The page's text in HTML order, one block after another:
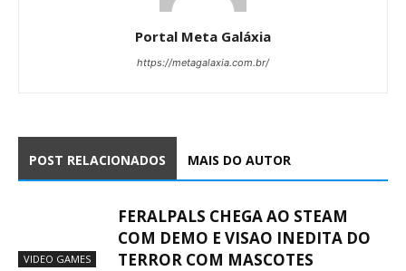
Portal Meta Galáxia
https://metagalaxia.com.br/
POST RELACIONADOS MAIS DO AUTOR
VIDEO GAMES
FERALPALS CHEGA AO STEAM
COM DEMO E VISAO INEDITA DO
TERROR COM MASCOTES